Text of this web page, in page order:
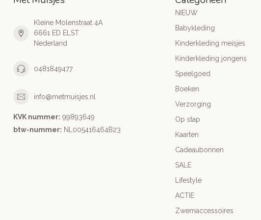
Kleine Molenstraat 4A
6661 ED ELST
Nederland
0481849477
info@metmuisjes.nl
KVK nummer: 99893649
btw-nummer: NL005416464B23
NIEUW
Babykleding
Kinderkleding meisjes
Kinderkleding jongens
Speelgoed
Boeken
Verzorging
Op stap
Kaarten
Cadeaubonnen
SALE
Lifestyle
ACTIE
Zwemaccessoires